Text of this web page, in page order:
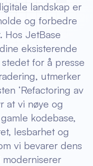
landskap er
og forbedre
Hos JetBase
eksisterende
for å presse
utmerker
‘Refactoring av
at vi nøye og
kodebase,
lesbarhet og
vi bevarer dens